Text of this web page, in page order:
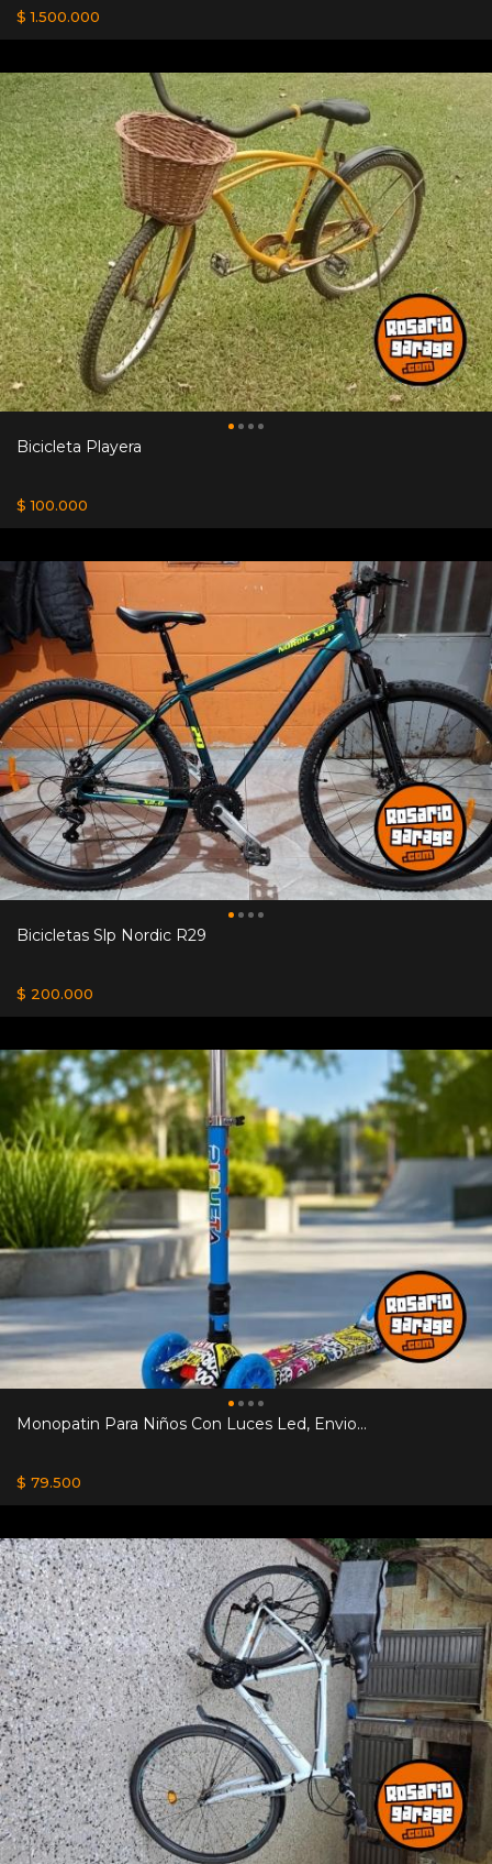
$ 1.500.000
Bicicleta Playera
$ 100.000
Bicicletas Slp Nordic R29
$ 200.000
Monopatin Para Niños Con Luces Led, Envio...
$ 79.500